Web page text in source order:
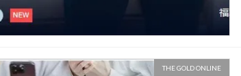
THE GOLD ONLINE